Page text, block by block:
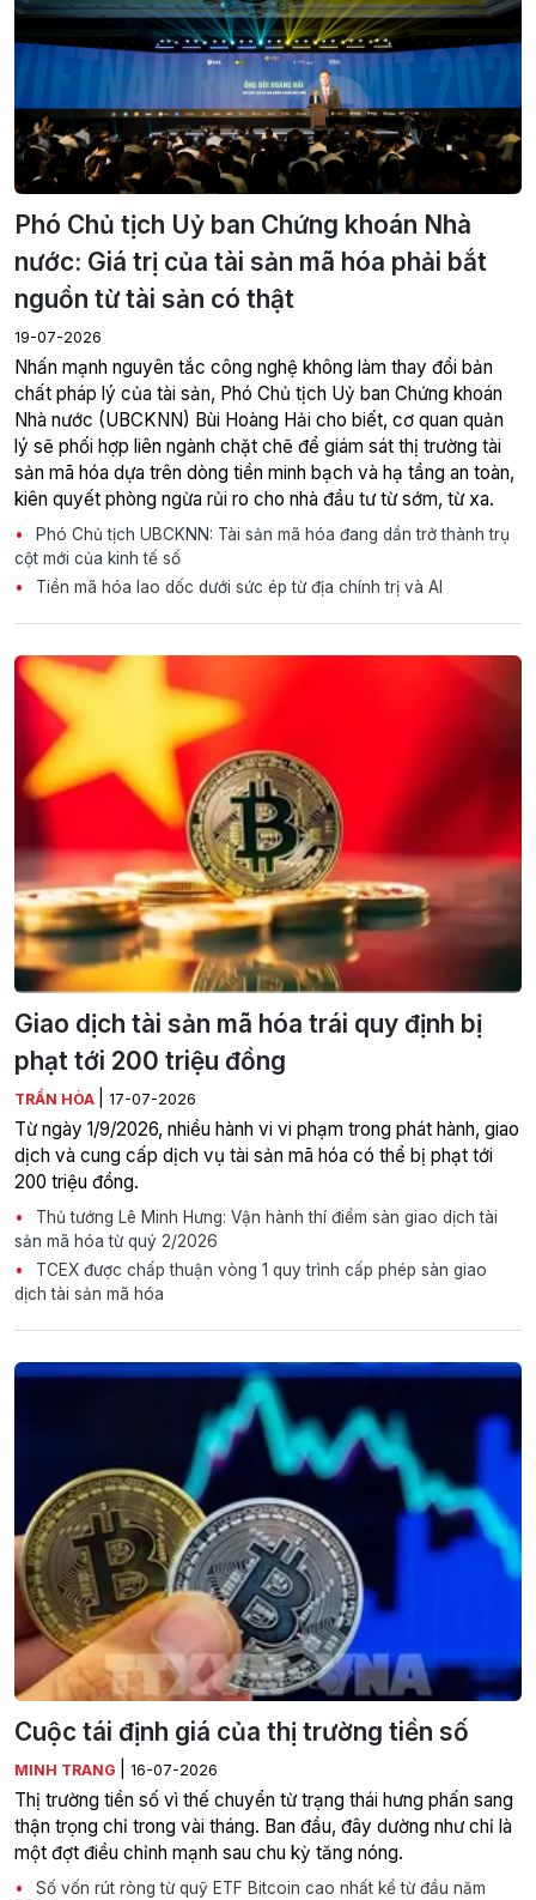
Phó Chủ tịch Uỷ ban Chứng khoán Nhà
nước: Giá trị của tài sản mã hóa phải bắt
nguồn từ tài sản có thật
19-07-2026
Nhấn mạnh nguyên tắc công nghệ không làm thay đổi bản
chất pháp lý của tài sản, Phó Chủ tịch Uỷ ban Chứng khoán
Nhà nước (UBCKNN) Bùi Hoàng Hải cho biết, cơ quan quản
lý sẽ phối hợp liên ngành chặt chẽ để giám sát thị trường tài
sản mã hóa dựa trên dòng tiền minh bạch và hạ tầng an toàn,
kiên quyết phòng ngừa rủi ro cho nhà đầu tư từ sớm, từ xa.
Phó Chủ tịch UBCKNN: Tài sản mã hóa đang dần trở thành trụ
cột mới của kinh tế số
Tiền mã hóa lao dốc dưới sức ép từ địa chính trị và AI
Giao dịch tài sản mã hóa trái quy định bị
phạt tới 200 triệu đồng
TRẦN HÒA 17-07-2026
Từ ngày 1/9/2026, nhiều hành vi vi phạm trong phát hành, giao
dịch và cung cấp dịch vụ tài sản mã hóa có thể bị phạt tới
200 triệu đồng.
Thủ tướng Lê Minh Hưng: Vận hành thí điểm sàn giao dịch tài
sản mã hóa từ quý 2/2026
TCEX được chấp thuận vòng 1 quy trình cấp phép sàn giao
dịch tài sản mã hóa
Cuộc tái định giá của thị trường tiền số
MINH TRANG 16-07-2026
Thị trường tiền số vì thế chuyển từ trạng thái hưng phấn sang
thận trọng chỉ trong vài tháng. Ban đầu, đây dường như chỉ là
một đợt điều chỉnh mạnh sau chu kỳ tăng nóng.
Số vốn rút ròng từ quỹ ETF Bitcoin cao nhất kể từ đầu năm